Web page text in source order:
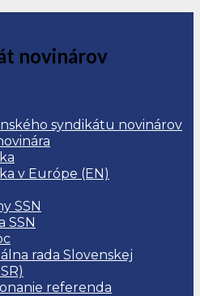
novinárov
syndikátu novinárov
v Európe (EN)
SSN
SSN
rada Slovenskej
referenda